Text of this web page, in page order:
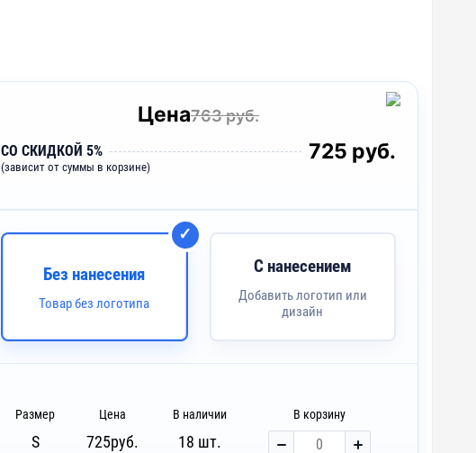
Цена763 руб.
СО СКИДКОЙ 5%
(зависит от суммы в корзине)
725 руб.
Без нанесения
Товар без логотипа
С нанесением
Добавить логотип или
дизайн
Размер Цена В наличии В корзину
S 725руб.
18 шт.